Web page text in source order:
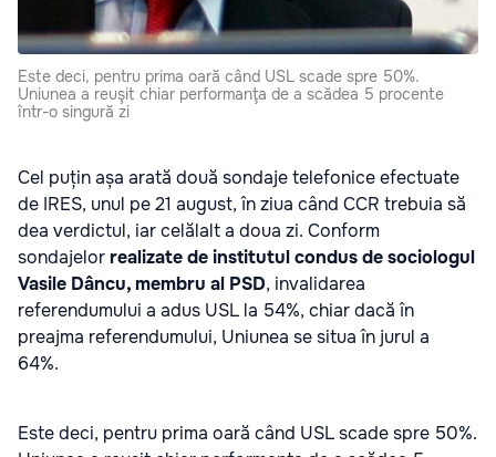
Este deci, pentru prima oară când USL scade spre 50%.
Uniunea a reuşit chiar performanţa de a scădea 5 procente
într-o singură zi
Cel puțin așa arată două sondaje telefonice efectuate
de IRES, unul pe 21 august, în ziua când CCR trebuia să
dea verdictul, iar celălalt a doua zi. Conform
sondajelorrealizate de institutul condus de sociologul
Vasile Dâncu, membru al PSD, invalidarea
referendumului a adus USL la 54%, chiar dacă în
preajma referendumului, Uniunea se situa în jurul a
64%.
Este deci, pentru prima oară când USL scade spre 50%.